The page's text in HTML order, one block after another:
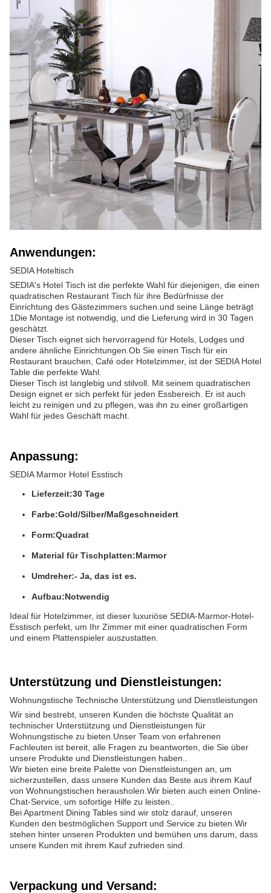
Anwendungen:
SEDIA Hoteltisch
SEDIA's Hotel Tisch ist die perfekte Wahl für diejenigen, die einen
quadratischen Restaurant Tisch für ihre Bedürfnisse der
Einrichtung des Gästezimmers suchen.und seine Länge beträgt
1Die Montage ist notwendig, und die Lieferung wird in 30 Tagen
geschätzt.
Dieser Tisch eignet sich hervorragend für Hotels, Lodges und
andere ähnliche Einrichtungen.Ob Sie einen Tisch für ein
Restaurant brauchen, Café oder Hotelzimmer, ist der SEDIA Hotel
Table die perfekte Wahl.
Dieser Tisch ist langlebig und stilvoll. Mit seinem quadratischen
Design eignet er sich perfekt für jeden Essbereich. Er ist auch
leicht zu reinigen und zu pflegen, was ihn zu einer großartigen
Wahl für jedes Geschäft macht.
Anpassung:
SEDIA Marmor Hotel Esstisch
Lieferzeit:30 Tage
Farbe:Gold/Silber/Maßgeschneidert
Form:Quadrat
Material für Tischplatten:Marmor
Umdreher:- Ja, das ist es.
Aufbau:Notwendig
Ideal für Hotelzimmer, ist dieser luxuriöse SEDIA-Marmor-Hotel-
Esstisch perfekt, um Ihr Zimmer mit einer quadratischen Form
und einem Plattenspieler auszustatten.
Unterstützung und Dienstleistungen:
Wohnungstische Technische Unterstützung und Dienstleistungen
Wir sind bestrebt, unseren Kunden die höchste Qualität an
technischer Unterstützung und Dienstleistungen für
Wohnungstische zu bieten.Unser Team von erfahrenen
Fachleuten ist bereit, alle Fragen zu beantworten, die Sie über
unsere Produkte und Dienstleistungen haben..
Wir bieten eine breite Palette von Dienstleistungen an, um
sicherzustellen, dass unsere Kunden das Beste aus ihrem Kauf
von Wohnungstischen herausholen.Wir bieten auch einen Online-
Chat-Service, um sofortige Hilfe zu leisten..
Bei Apartment Dining Tables sind wir stolz darauf, unseren
Kunden den bestmöglichen Support und Service zu bieten.Wir
stehen hinter unseren Produkten und bemühen uns darum, dass
unsere Kunden mit ihrem Kauf zufrieden sind.
Verpackung und Versand: